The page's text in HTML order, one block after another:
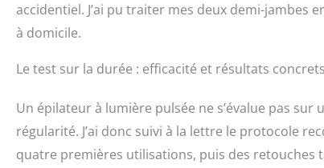
accidentiel. J’ai pu traiter mes deux demi-
à domicile.
Le test sur la durée : efficacité et résultats concrets
Un épilateur à lumière pulsée ne s’évalue pas
régularité. J’ai donc suivi à la lettre le protocole
quatre premières utilisations, puis des retouches